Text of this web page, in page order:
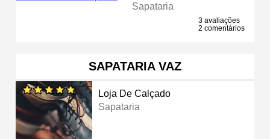
Sapataria
3 avaliações
2 comentários
SAPATARIA VAZ
Loja De Calçado
Sapataria